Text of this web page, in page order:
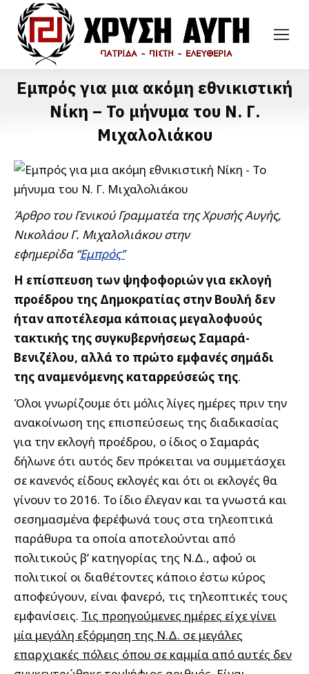
Εμπρός για μια ακόμη εθνικιστική
Νίκη – Το μήνυμα του Ν. Γ.
Μιχαλολιάκου
Άρθρο του Γενικού Γραμματέα της Χρυσής Αυγής,
Νικολάου Γ. Μιχαλολιάκου στην
εφημερίδα “Εμπρός”
Η επίσπευση των ψηφοφοριών για εκλογή
προέδρου της Δημοκρατίας στην Βουλή δεν
ήταν αποτέλεσμα κάποιας μεγαλοφυούς
τακτικής της συγκυβερνήσεως Σαμαρά-
Βενιζέλου, αλλά το πρώτο εμφανές σημάδι
της αναμενόμενης καταρρεύσεώς της.
Όλοι γνωρίζουμε ότι μόλις λίγες ημέρες πριν την
ανακοίνωση της επισπεύσεως της διαδικασίας
για την εκλογή προέδρου, ο ίδιος ο Σαμαράς
δήλωνε ότι αυτός δεν πρόκειται να συμμετάσχει
σε κανενός είδους εκλογές και ότι οι εκλογές θα
γίνουν το 2016. Το ίδιο έλεγαν και τα γνωστά και
σεσημασμένα φερέφωνά τους στα τηλεοπτικά
παράθυρα τα οποία αποτελούνται από
πολιτικούς β’ κατηγορίας της Ν.Δ., αφού οι
πολιτικοί οι διαθέτοντες κάποιο έστω κύρος
αποφεύγουν, είναι φανερό, τις τηλεοπτικές τους
εμφανίσεις. Τις προηγούμενες ημέρες είχε γίνει
μία μεγάλη εξόρμηση της Ν.Δ. σε μεγάλες
επαρχιακές πόλεις όπου σε καμμία από αυτές δεν